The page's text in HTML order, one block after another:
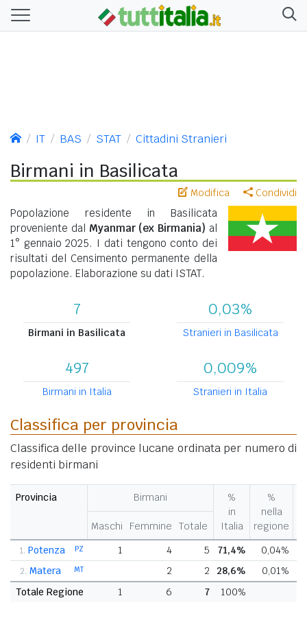
IT BAS STAT Cittadini Stranieri
Birmani in Basilicata
Modifica Condividi
Popolazione residente in Basilicata
proveniente dal Myanmar (ex Birmania) al
1° gennaio 2025. I dati tengono conto dei
risultati del Censimento permanente della
popolazione. Elaborazione su dati ISTAT.
7
Birmani in Basilicata
0,03%
Stranieri in Basilicata
497
Birmani in Italia
0,009%
Stranieri in Italia
Classifica per provincia
Classifica delle province lucane ordinata per numero di
residenti birmani
Provincia Birmani
%
in
Italia
%
nella
regione
Maschi Femmine Totale
1. PZ
Potenza 1 4 5 71,4% 0,04%
2. MT
Matera 2 2 28,6%
0,01%
Totale Regione
1 6 7 100%